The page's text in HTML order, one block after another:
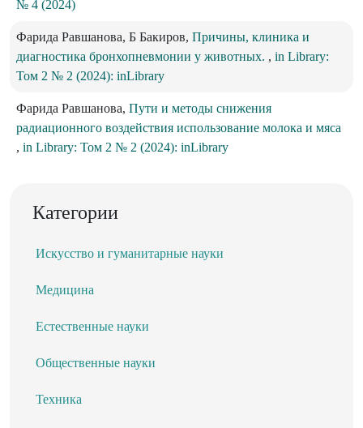
№ 4 (2024)
Фарида Равшанова, Б Бакиров, Причины, клиника и
диагностика бронхопневмонии у животных. , in Library:
Том 2 № 2 (2024): inLibrary
Фарида Равшанова, Пути и методы снижения
радиационного воздействия использование молока и мяса
, in Library: Том 2 № 2 (2024): inLibrary
Категории
Искусство и гуманитарные науки
Медицина
Естественные науки
Общественные науки
Техника